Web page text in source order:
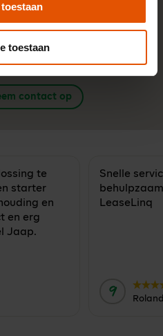
toestaan
bij een leaseauto
onafhankelijke lease-
van 8:30 - 17:00 u.
contact op
te
starter
en
en erg
Jaap.
Snelle
LeaseLinq
9 Door: